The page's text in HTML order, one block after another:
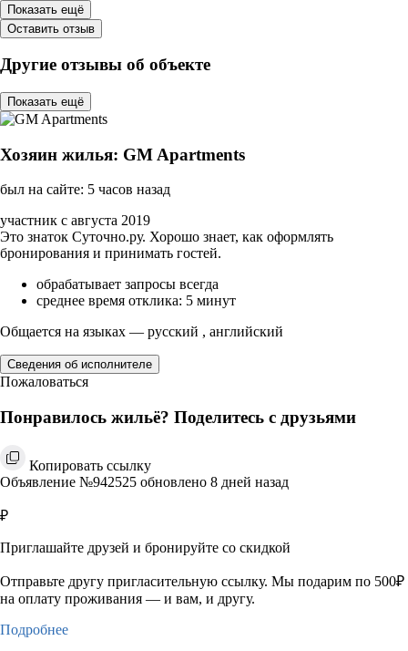
Показать ещё
Оставить отзыв
Другие отзывы об объекте
Показать ещё
Хозяин жилья: GM Apartments
был на сайте: 5 часов назад
участник с августа 2019
Это знаток Суточно.ру. Хорошо знает, как оформлять
бронирования и принимать гостей.
обрабатывает запросы всегда
среднее время отклика: 5 минут
Общается на языках — русский , английский
Сведения об исполнителе
Пожаловаться
Понравилось жильё? Поделитесь с друзьями
Копировать ссылку
Объявление №942525 обновлено 8 дней назад
₽
Приглашайте друзей и бронируйте со скидкой
Отправьте другу пригласительную ссылку. Мы подарим по 500₽
на оплату проживания — и вам, и другу.
Подробнее